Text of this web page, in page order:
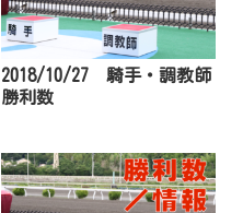
2018/10/27 騎手・調教師
勝利数